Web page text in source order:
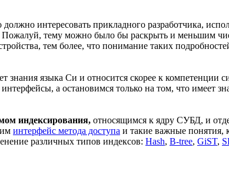
интересовать прикладного разработчика,
Пожалуй, тему можно было бы раскрыть и меньшим
тем более, что понимание таких
языка Си и относится скорее к компетенции
а остановимся только на том, что имеет
индексирования, относящимся к ядру СУБД, и
интерфейс метода доступа и такие важные понятия,
различных типов индексов: Hash, B-tree, GiST,